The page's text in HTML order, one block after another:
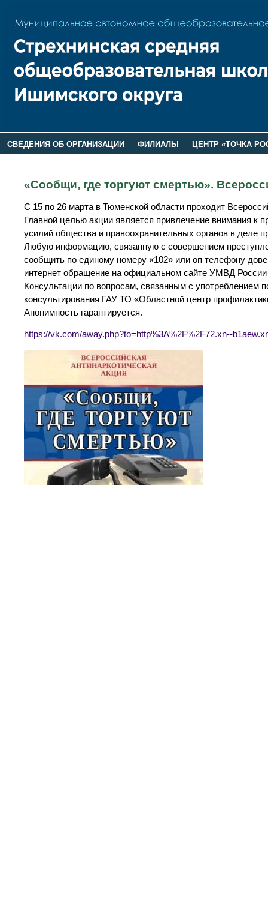
СВЕДЕНИЯ ОБ ОРГАНИЗАЦИИ ФИЛИАЛЫ
ЦЕНТР «ТОЧКА
«Сообщи, где торгуют смертью».
С 15 по 26 марта в Тюменской области проходит
Главной целью акции является привлечение внимания к
усилий общества и правоохранительных органов в деле
Любую информацию, связанную с совершением
сообщить по единому номеру «102» или оп телефону
интернет обращение на официальном сайте УМВД
Консультации по вопросам, связанным с
консультирования ГАУ ТО «Областной центр
Анонимность гарантируется.
https://vk.com/away.php?to=http%3A%2F%2F72.xn--